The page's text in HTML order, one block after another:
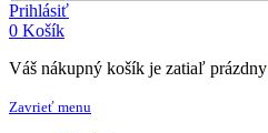
Prihlásiť
0 Košík
Váš nákupný košík je zatiaľ prázdny
Zavrieť menu